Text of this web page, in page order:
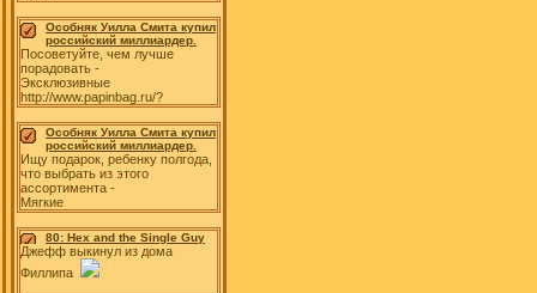
Особняк Уилла Смита купил
российский миллиардер.
Посоветуйте, чем лучше
порадовать -
Эксклюзивные
http://www.papinbag.ru/?
Особняк Уилла Смита купил
российский миллиардер.
Ищу подарок, ребенку полгода,
что выбрать из этого
ассортимента -
Мягкие
80: Hex and the Single Guy
Джефф выкинул из дома
Филлипа